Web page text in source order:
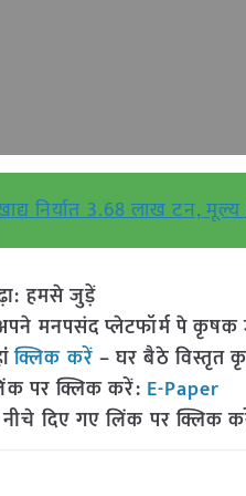
निर्यात 3.68 लाख टन,
हमसे जुड़ें
मनपसंद प्लेटफॉर्म पे
क्लिक करें – घर बैठे विस्तृत
पर क्लिक करें: E-Paper
दिए गए लिंक पर क्लिक